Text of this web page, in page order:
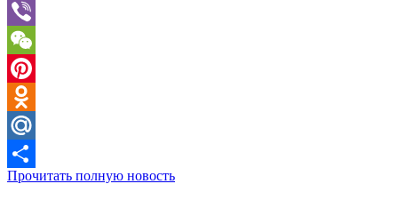
VK
Viber
WeChat
Pinterest
Odnoklassniki
Mail.Ru
Отправить
Прочитать полную новость